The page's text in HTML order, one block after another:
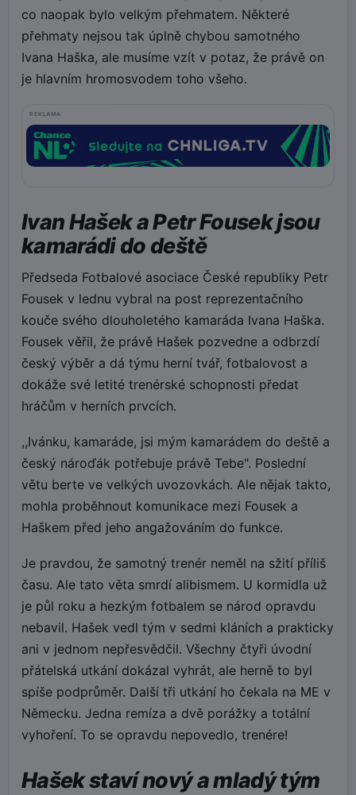
co naopak bylo velkým přehmatem. Některé
přehmaty nejsou tak úplně chybou samotného
Ivana Haška, ale musíme vzít v potaz, že právě on
je hlavním hromosvodem toho všeho.
REKLAMA
Ivan Hašek a Petr Fousek jsou
kamarádi do deště
Předseda Fotbalové asociace České republiky Petr
Fousek v lednu vybral na post reprezentačního
kouče svého dlouholetého kamaráda Ivana Haška.
Fousek věřil, že právě Hašek pozvedne a odbrzdí
český výběr a dá týmu herní tvář, fotbalovost a
dokáže své letité trenérské schopnosti předat
hráčům v herních prvcích.
,,Ivánku, kamaráde, jsi mým kamarádem do deště a
český nároďák potřebuje právě Tebe". Poslední
větu berte ve velkých uvozovkách. Ale nějak takto,
mohla proběhnout komunikace mezi Fousek a
Haškem před jeho angažováním do funkce.
Je pravdou, že samotný trenér neměl na sžití příliš
času. Ale tato věta smrdí alibismem. U kormidla už
je půl roku a hezkým fotbalem se národ opravdu
nebavil. Hašek vedl tým v sedmi kláních a prakticky
ani v jednom nepřesvědčil. Všechny čtyři úvodní
přátelská utkání dokázal vyhrát, ale herně to byl
spíše podprůměr. Další tři utkání ho čekala na ME v
Německu. Jedna remíza a dvě porážky a totální
vyhoření. To se opravdu nepovedlo, trenére!
Hašek staví nový a mladý tým